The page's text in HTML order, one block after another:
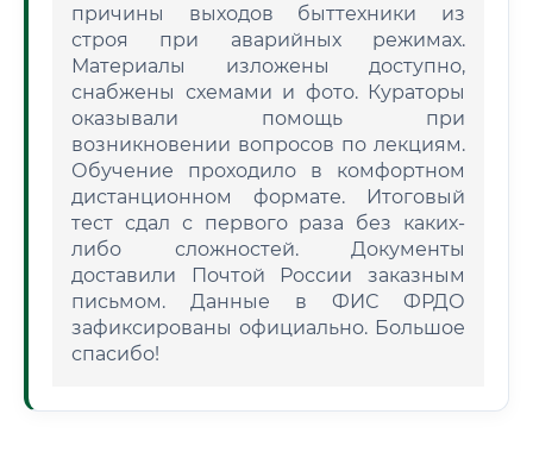
причины выходов быттехники из
строя при аварийных режимах.
Материалы изложены доступно,
снабжены схемами и фото. Кураторы
оказывали помощь при
возникновении вопросов по лекциям.
Обучение проходило в комфортном
дистанционном формате. Итоговый
тест сдал с первого раза без каких-
либо сложностей. Документы
доставили Почтой России заказным
письмом. Данные в ФИС ФРДО
зафиксированы официально. Большое
спасибо!